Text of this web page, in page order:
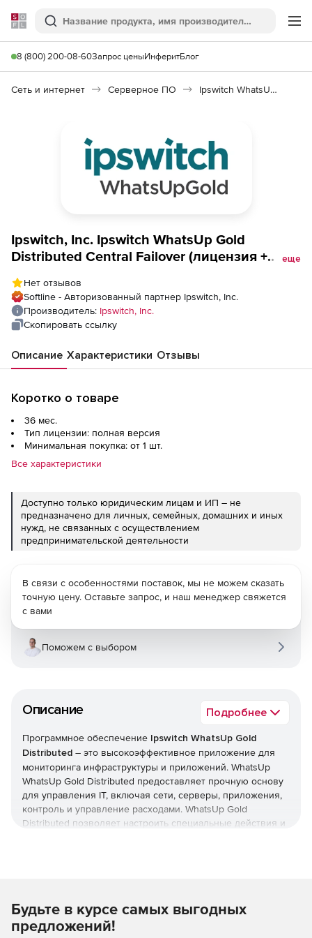
Softline
Поиск
8 (800) 200-08-60Запрос ценыИнферитБлог
Сеть и интернет Серверное ПО Ipswitch WhatsUp Gold Distributed
Ipswitch, Inc. Ipswitch WhatsUp Gold
Distributed Central Failover (лицензия +
еще
Нет отзывов
Softline - Авторизованный партнер Ipswitch, Inc.
Производитель: Ipswitch, Inc.
Скопировать ссылку
Описание Характеристики Отзывы
Коротко о товаре
36 мес.
Тип лицензии: полная версия
Минимальная покупка: от 1 шт.
Все характеристики
Доступно только юридическим лицам и ИП – не
предназначено для личных, семейных, домашних и иных
нужд, не связанных с осуществлением
предпринимательской деятельности
Описание Подробнее
Программное обеспечение Ipswitch WhatsUp Gold
Distributed – это высокоэффективное приложение для
мониторинга инфраструктуры и приложений. WhatsUp
WhatsUp Gold Distributed предоставляет прочную основу
для управления IT, включая сети, серверы, приложения,
контроль и управление расходами. WhatsUp Gold
Distributed позволяет настроить специальные действия и
WhatsUp Gold Distributed позволяет получать оповещения
о действиях в результате сбоя системы для управления
операциями из единой консоли.
В связи с особенностями поставок, мы не можем сказать
точную цену. Оставьте запрос, и наш менеджер свяжется
с вами
Поможем с выбором
Будьте в курсе самых выгодных
предложений!